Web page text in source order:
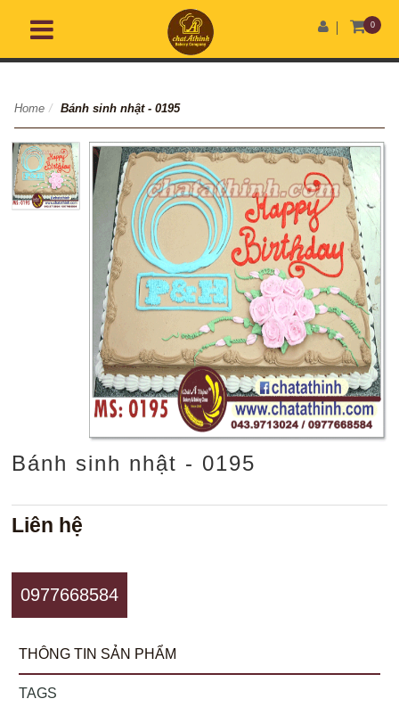
0
Home / Bánh sinh nhật - 0195
Bánh sinh nhật - 0195
Liên hệ
0977668584
THÔNG TIN SẢN PHẨM
TAGS